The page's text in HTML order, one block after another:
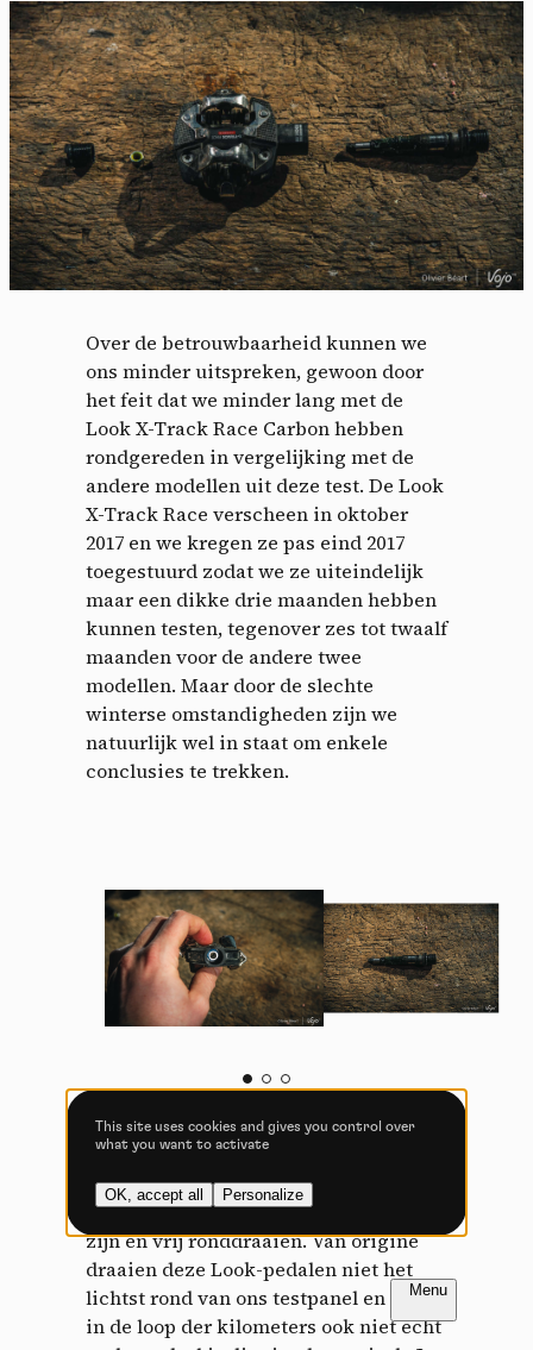
FR NL
Over de betrouwbaarheid kunnen we
ons minder uitspreken, gewoon door
het feit dat we minder lang met de
Look X-Track Race Carbon hebben
rondgereden in vergelijking met de
andere modellen uit deze test. De Look
X-Track Race verscheen in oktober
2017 en we kregen ze pas eind 2017
toegestuurd zodat we ze uiteindelijk
maar een dikke drie maanden hebben
kunnen testen, tegenover zes tot twaalf
maanden voor de andere twee
modellen. Maar door de slechte
winterse omstandigheden zijn we
natuurlijk wel in staat om enkele
conclusies te trekken.
Wanneer we de pedalen demonteren,
zien we dat de twee lagers nog intact
zijn en vrij ronddraaien. Van origine
draaien deze Look-pedalen niet het
lichtst rond van ons testpanel en dat is
in de loop der kilometers ook niet echt
PAGINA 1 / 5
PAGINA 1 / 5
Cookies management
panel
By allowing these third party services, you accept their
cookies and the use of tracking technologies necessary for
their proper functioning.
Videos
Video sharing services help to add rich media on the
Vimeo disallowed -This service can
Allow Deny
YouTube disallowed
install 4 cookies.
Allow Deny
This site uses cookies and gives you control over
what you want to activate
OK, accept all Personalize